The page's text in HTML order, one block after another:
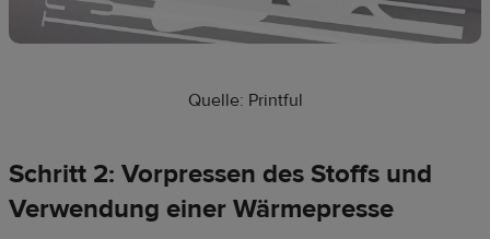
Quelle: Printful
Schritt 2: Vorpressen des Stoffs und
Verwendung einer Wärmepresse